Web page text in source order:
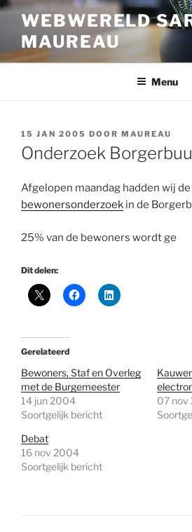
Ga
inhoud
WEBWERELD
MAUREAU
Menu
GEPLAATST
OP
15 JAN 2005 DOOR MAUREAU
Onderzoek
Afgelopen maandag hadden wij
bewonersonderzoek in de
25% van de bewoners wordt ge
Dit delen:
Gerelateerd
Bewoners, Staf en Overleg
met de Burgemeester
14 jun 2004
Soortgelijk bericht
07
Debat
16 nov 2004
Soortgelijk bericht